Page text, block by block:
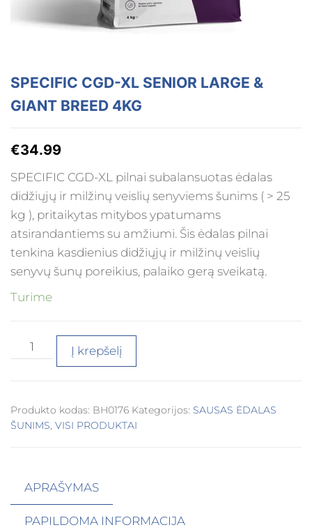
SPECIFIC CGD-XL SENIOR LARGE &
GIANT BREED 4KG
€34.99
SPECIFIC CGD-XL pilnai subalansuotas ėdalas
didžiųjų ir milžinų veislių senyviems šunims ( > 25
kg ), pritaikytas mitybos ypatumams
atsirandantiems su amžiumi. Šis ėdalas pilnai
tenkina kasdienius didžiųjų ir milžinų veislių
senyvų šunų poreikius, palaiko gerą sveikatą.
Turime
Į krepšelį
Produkto kodas: BH0176 Kategorijos: SAUSAS ĖDALAS
ŠUNIMS, VISI PRODUKTAI
APRAŠYMAS
PAPILDOMA INFORMACIJA